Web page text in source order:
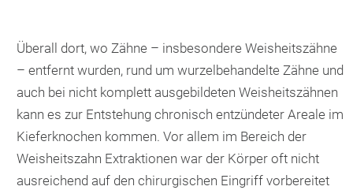
Überall dort, wo Zähne – insbesondere Weisheitszähne
– entfernt wurden, rund um wurzelbehandelte Zähne und
auch bei nicht komplett ausgebildeten Weisheitszähnen
kann es zur Entstehung chronisch entzündeter Areale im
Kieferknochen kommen. Vor allem im Bereich der
Weisheitszahn Extraktionen war der Körper oft nicht
ausreichend auf den chirurgischen Eingriff vorbereitet